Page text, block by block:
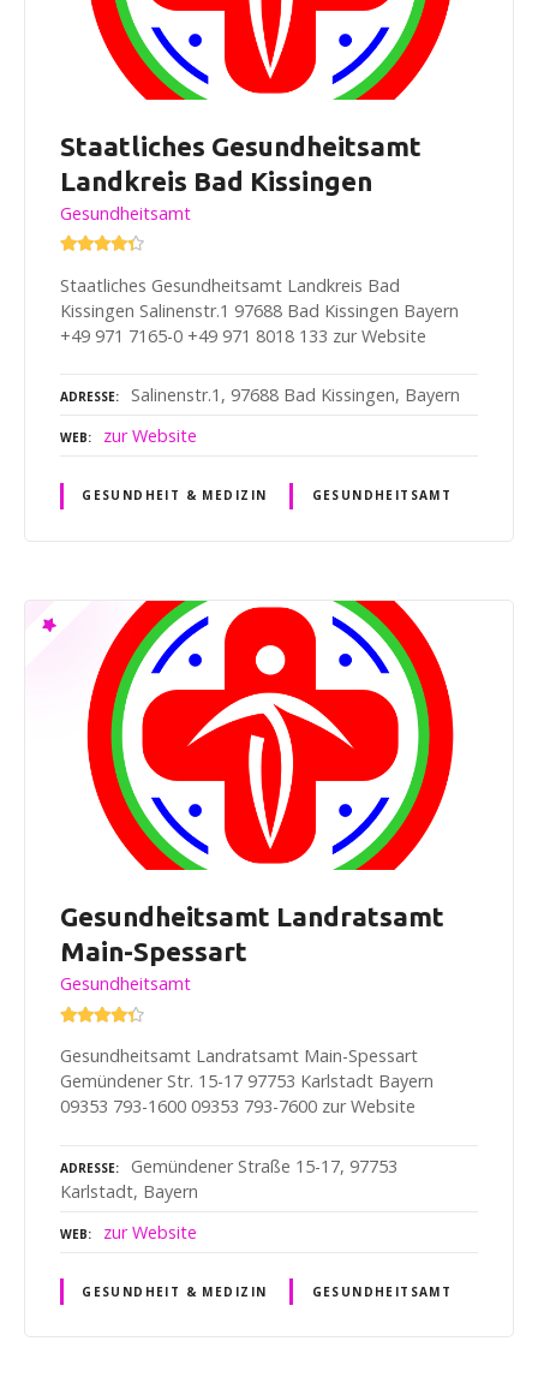
Staatliches Gesundheitsamt
Landkreis Bad Kissingen
Gesundheitsamt
Staatliches Gesundheitsamt Landkreis Bad
Kissingen Salinenstr.1 97688 Bad Kissingen Bayern
+49 971 7165-0 +49 971 8018 133 zur Website
ADRESSE Salinenstr.1, 97688 Bad Kissingen, Bayern
WEB zur Website
GESUNDHEIT & MEDIZIN GESUNDHEITSAMT
Gesundheitsamt Landratsamt
Main-Spessart
Gesundheitsamt
Gesundheitsamt Landratsamt Main-Spessart
Gemündener Str. 15-17 97753 Karlstadt Bayern
09353 793-1600 09353 793-7600 zur Website
ADRESSE
Gemündener Straße 15-17, 97753
Karlstadt, Bayern
WEB zur Website
GESUNDHEIT & MEDIZIN GESUNDHEITSAMT